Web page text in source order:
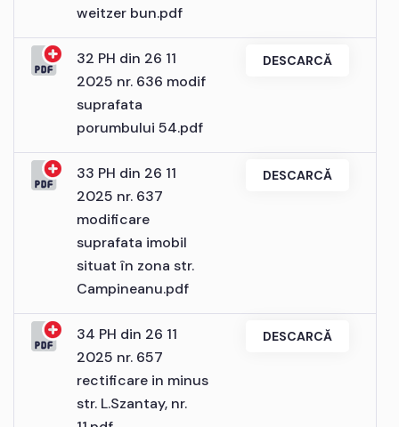
weitzer bun.pdf
32 PH din 26 11
2025 nr. 636 modif
suprafata
porumbului 54.pdf
DESCARCĂ
33 PH din 26 11
2025 nr. 637
modificare
suprafata imobil
situat în zona str.
Campineanu.pdf
DESCARCĂ
34 PH din 26 11
2025 nr. 657
rectificare in minus
str. L.Szantay, nr.
DESCARCĂ